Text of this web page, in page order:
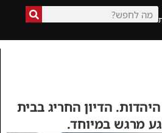
הדיון החריג בבית
מרגש במיוחד.